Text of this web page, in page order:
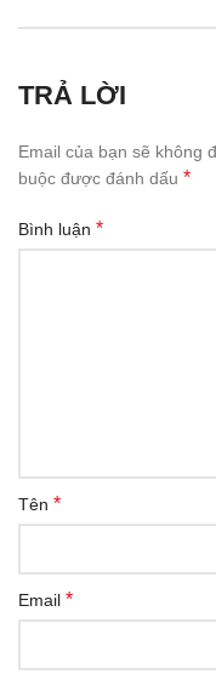
TRẢ LỜI
Email của bạn sẽ không
buộc được đánh dấu *
Bình luận *
Tên *
Email *